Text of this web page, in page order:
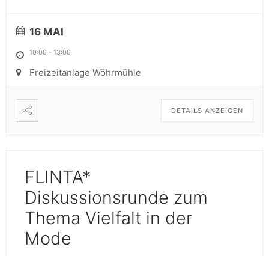
16 MAI
10:00 - 13:00
Freizeitanlage Wöhrmühle
DETAILS ANZEIGEN
FLINTA*
Diskussionsrunde zum
Thema Vielfalt in der
Mode